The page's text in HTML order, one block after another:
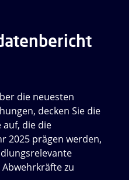
die neuesten
decken Sie die
auf, die die
2025 prägen werden,
zu